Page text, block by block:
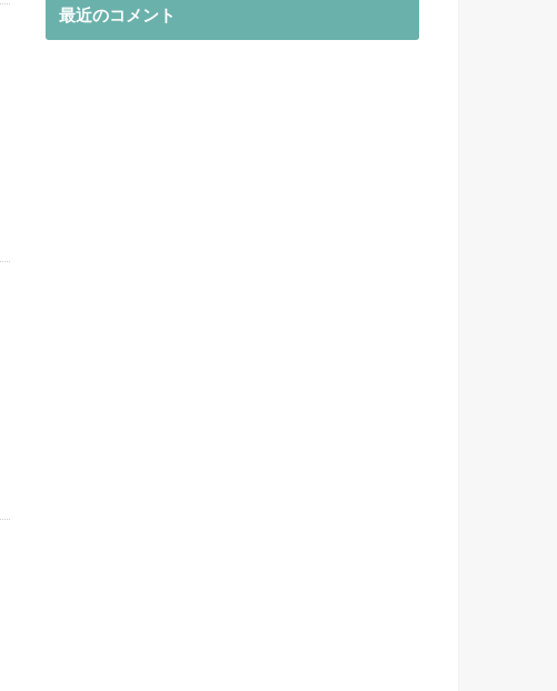
最近のコメント